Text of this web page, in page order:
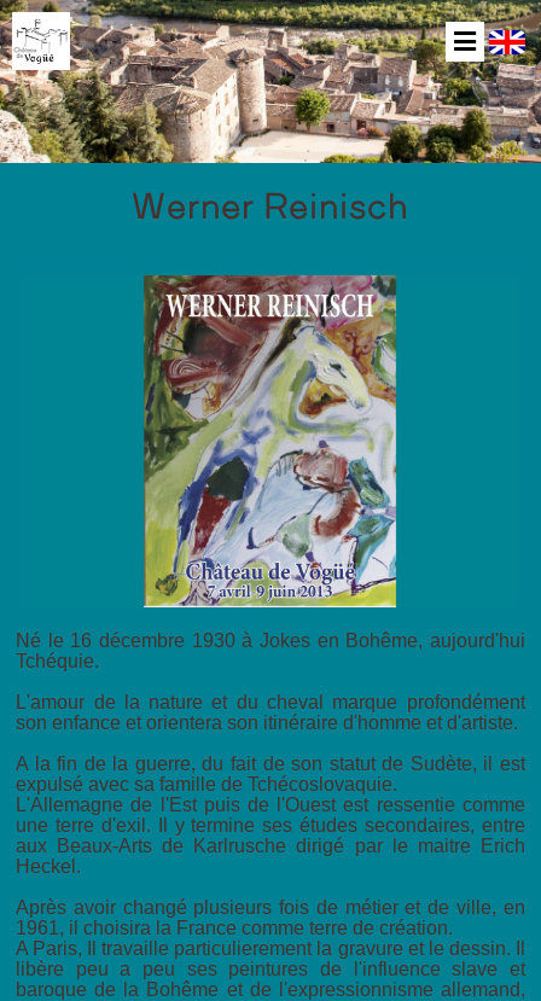
Werner Reinisch
Né le 16 décembre 1930 à Jokes en Bohême, aujourd'hui
Tchéquie.
L'amour de la nature et du cheval marque profondément
son enfance et orientera son itinéraire d'homme et d'artiste.
A la fin de la guerre, du fait de son statut de Sudète, il est
expulsé avec sa famille de Tchécoslovaquie.
L'Allemagne de l'Est puis de l'Ouest est ressentie comme
une terre d'exil. Il y termine ses études secondaires, entre
aux Beaux-Arts de Karlrusche dirigé par le maitre Erich
Heckel.
Après avoir changé plusieurs fois de métier et de ville, en
1961, il choisira la France comme terre de création.
A Paris, Il travaille particulierement la gravure et le dessin. Il
libère peu a peu ses peintures de l'influence slave et
baroque de la Bohême et de l'expressionnisme allemand,